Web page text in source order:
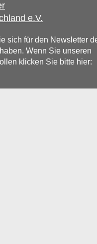
e.V.
sich für den Newsletter
Wenn Sie unseren
klicken Sie bitte hier: